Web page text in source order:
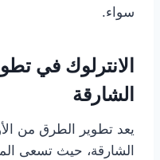
سواء.
الانترلوك في
الشارقة
يعد تطوير الطرق من
الشارقة، حيث تسعى